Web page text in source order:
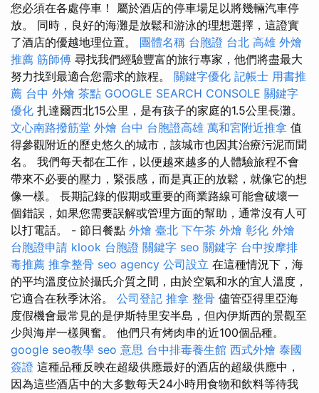
您必須在各處停車！ 屬於酒店的停車場足以將幾輛汽車停
放。 同時，良好的海灘是放鬆和游泳的理想選擇，這證實
了酒店的優越地理位置。 團體名稱 台胞證 台北 高雄 外燴
推薦 筋師傅 尋找我們經驗豐富的旅行專家，他們將盡最大
努力找到最適合您需求的旅程。 關鍵字優化 記帳士 用書推
薦 台中 外燴 茶點 GOOGLE SEARCH CONSOLE 關鍵字
優化 扎達爾西北15公里，是有孩子的家庭的1.5公里長灘。
文心南路撥筋堂 外燴 台中 台胞證高雄 萬和宮附近推拿 值
得參觀附近的歷史悠久的城市，該城市也因其治療污泥而聞
名。 我們每天都在工作，以便越來越多的人體驗旅程不會
帶來不必要的壓力，緊張感，而是真正的放鬆，就像它的想
像一樣。 長期記錄的假期或重要的商業路線可能會破壞一
個錯誤，如果您需要誤解或管理方面的幫助，通常沒有人可
以打電話。 - 節日餐點 外燴 臺北 下午茶 外燴 彰化 外燴
台胞證申請 klook 台胞證 關鍵字 seo 關鍵字 台中按摩排
毒推薦 推拿整骨 seo agency 公司設立 在這種情況下，海
的平均溫度位於攝氏介質之間，由於空氣和水的宜人溫度，
它適合在秋季沐浴。 公司登記 推拿 整骨 儘管亞得里亞海
度假機會最常見的是伊斯特里安半島，但內伊斯西的景觀至
少與海岸一樣興奮。 他們只有烤肉串的近100個品種。
google seo教學 seo 意思 台中排毒養生館 西式外燴 泰國
簽證 這種品種反映在超級供應最好的酒店的超級供應中，
因為這些酒店中的大多數每天24小時用食物和飲料等待我